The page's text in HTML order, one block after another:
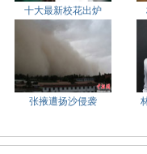
十大最新校花出炉
张掖遭扬沙侵袭